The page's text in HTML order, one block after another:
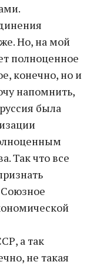
Но, на мой
полноценное
конечно, но и
напомнить,
была
Так что все
а так
не такая